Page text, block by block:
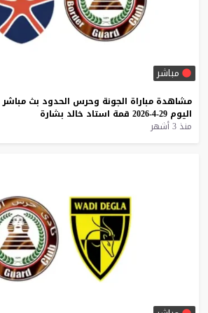
مباشر
مشاهدة مباراة الجونة وحرس الحدود بث مباشر
اليوم 29-4-2026 قمة استاد خالد بشارة
منذ 3 أشهر